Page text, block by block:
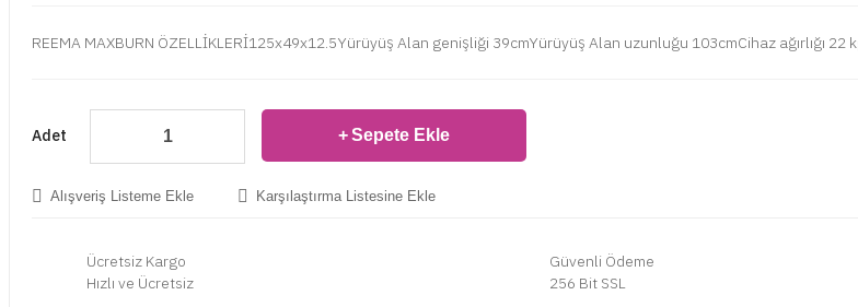
REEMA MAXBURN ÖZELLİKLERİ125x49x12.5Yürüyüş Alan genişliği 39cmYürüyüş Alan uzunluğu 103cmCihaz ağırlığı 22
Adet Sepete Ekle
Alışveriş Listeme Ekle Karşılaştırma Listesine Ekle
Ücretsiz Kargo
Hızlı ve Ücretsiz
Güvenli Ödeme
256 Bit SSL